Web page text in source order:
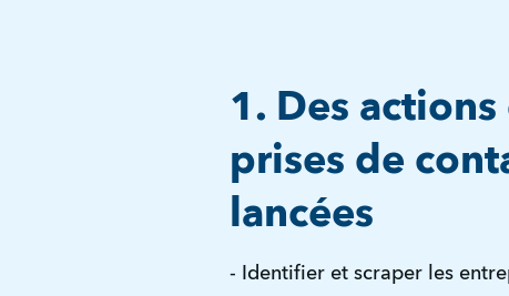
1. Des actions
prises de
lancées
- Identifier et scraper les